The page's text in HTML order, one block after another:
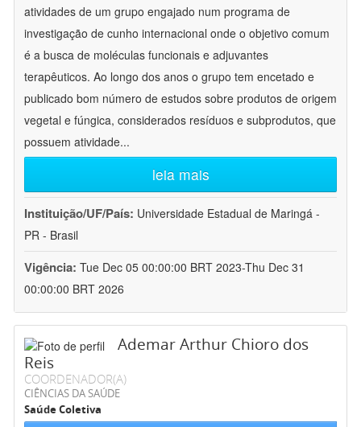
atividades de um grupo engajado num programa de
investigação de cunho internacional onde o objetivo comum
é a busca de moléculas funcionais e adjuvantes
terapêuticos. Ao longo dos anos o grupo tem encetado e
publicado bom número de estudos sobre produtos de origem
vegetal e fúngica, considerados resíduos e subprodutos, que
possuem atividade...
leia mais
Instituição/UF/País: Universidade Estadual de Maringá -
PR - Brasil
Vigência: Tue Dec 05 00:00:00 BRT 2023-Thu Dec 31
00:00:00 BRT 2026
Ademar Arthur Chioro dos
Reis
COORDENADOR(A)
CIÊNCIAS DA SAÚDE
Saúde Coletiva